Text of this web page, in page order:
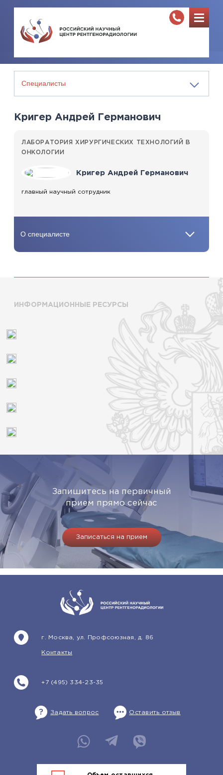
Кригер Андрей Германович
ЛАБОРАТОРИЯ ХИРУРГИЧЕСКИХ ТЕХНОЛОГИЙ В
ОНКОЛОГИИ
Кригер Андрей Германович
главный научный сотрудник
ИНФОРМАЦИОННЫЕ РЕСУРСЫ
Запишитесь на первичный
прием прямо сейчас
Записаться на прием
+7 (495) 334-23-35
г. Москва, ул. Профсоюзная, д. 86
Контакты
Задать вопрос Оставить отзыв